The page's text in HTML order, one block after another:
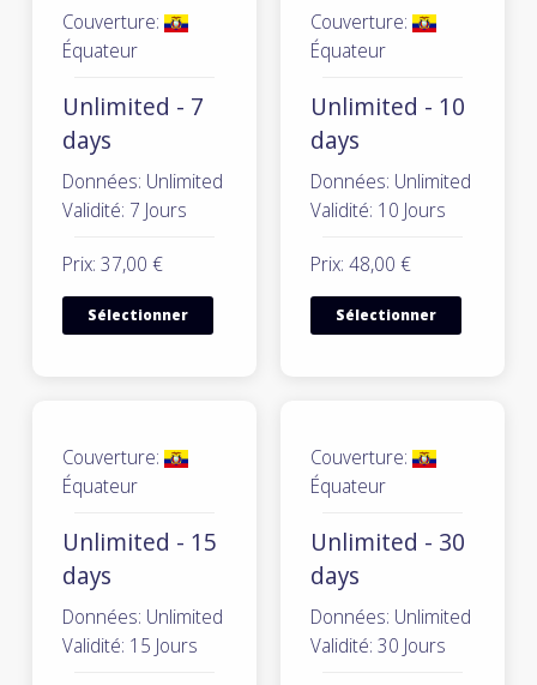
Couverture:
Équateur
Unlimited - 7
days
Données: Unlimited
Validité: 7 Jours
Prix: 37,00 €
Sélectionner
Couverture:
Équateur
Unlimited - 10
days
Données: Unlimited
Validité: 10 Jours
Prix: 48,00 €
Sélectionner
Couverture:
Équateur
Unlimited - 15
days
Données: Unlimited
Validité: 15 Jours
Couverture:
Équateur
Unlimited - 30
days
Données: Unlimited
Validité: 30 Jours